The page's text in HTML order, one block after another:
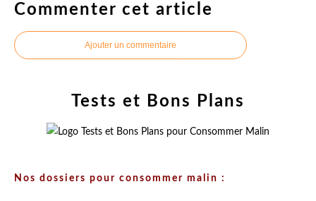
Commenter cet article
Ajouter un commentaire
Tests et Bons Plans
Nos dossiers pour consommer malin :